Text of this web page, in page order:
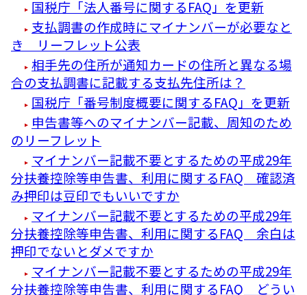
国税庁「法人番号に関するFAQ」を更新
支払調書の作成時にマイナンバーが必要なと
き リーフレット公表
相手先の住所が通知カードの住所と異なる場
合の支払調書に記載する支払先住所は？
国税庁「番号制度概要に関するFAQ」を更新
申告書等へのマイナンバー記載、周知のため
のリーフレット
マイナンバー記載不要とするための平成29年
分扶養控除等申告書、利用に関するFAQ 確認済
み押印は豆印でもいいですか
マイナンバー記載不要とするための平成29年
分扶養控除等申告書、利用に関するFAQ 余白は
押印でないとダメですか
マイナンバー記載不要とするための平成29年
分扶養控除等申告書、利用に関するFAQ どうい